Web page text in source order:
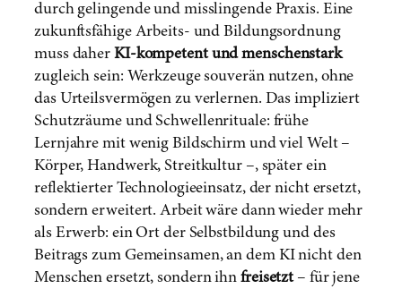
durch gelingende und misslingende Praxis. Eine
zukunftsfähige Arbeits- und Bildungsordnung
muss daher KI-kompetent und menschenstark
zugleich sein: Werkzeuge souverän nutzen, ohne
das Urteilsvermögen zu verlernen. Das impliziert
Schutzräume und Schwellenrituale: frühe
Lernjahre mit wenig Bildschirm und viel Welt –
Körper, Handwerk, Streitkultur –, später ein
reflektierter Technologieeinsatz, der nicht ersetzt,
sondern erweitert. Arbeit wäre dann wieder mehr
als Erwerb: ein Ort der Selbstbildung und des
Beitrags zum Gemeinsamen, an dem KI nicht den
Menschen ersetzt, sondern ihn freisetzt– für jene